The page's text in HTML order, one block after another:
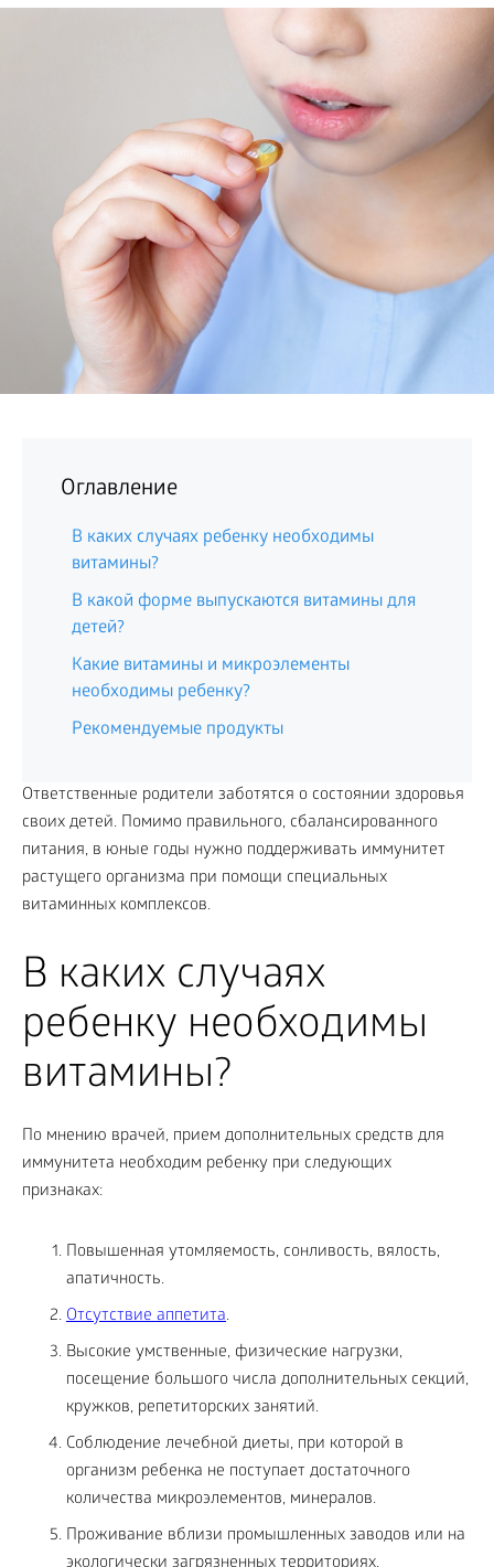
Оглавление
В каких случаях ребенку необходимы
витамины?
В какой форме выпускаются витамины для
детей?
Какие витамины и микроэлементы
необходимы ребенку?
Рекомендуемые продукты
Ответственные родители заботятся о состоянии здоровья
своих детей. Помимо правильного, сбалансированного
питания, в юные годы нужно поддерживать иммунитет
растущего организма при помощи специальных
витаминных комплексов.
В каких случаях
ребенку необходимы
витамины?
По мнению врачей, прием дополнительных средств для
иммунитета необходим ребенку при следующих
признаках:
Повышенная утомляемость, сонливость, вялость,
апатичность.
Отсутствие аппетита.
Высокие умственные, физические нагрузки,
посещение большого числа дополнительных секций,
кружков, репетиторских занятий.
Соблюдение лечебной диеты, при которой в
организм ребенка не поступает достаточного
количества микроэлементов, минералов.
Проживание вблизи промышленных заводов или на